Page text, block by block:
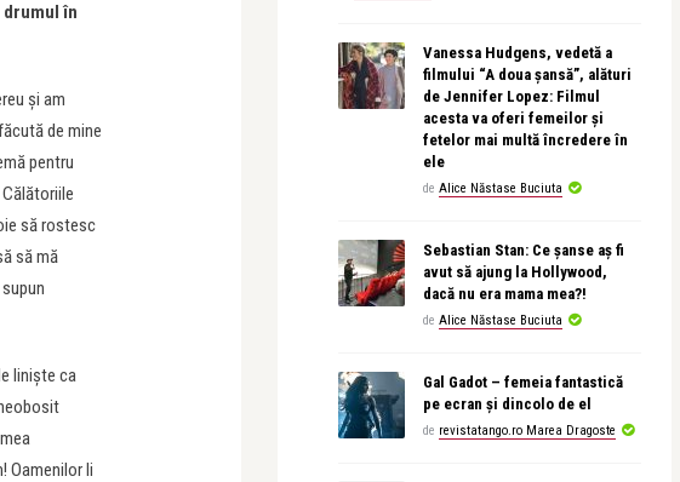
drumul în
și am
de mine
pentru
să rostesc
să mă
liniște ca
Oamenilor li
Vanessa Hudgens, vedetă a
filmului “A doua șansă”, alături
de Jennifer Lopez: Filmul
acesta va oferi femeilor și
fetelor mai multă încredere în
ele
de Alice Năstase Buciuta
Sebastian Stan: Ce șanse aș fi
avut să ajung la Hollywood,
dacă nu era mama mea?!
de Alice Năstase Buciuta
Gal Gadot – femeia fantastică
pe ecran și dincolo de el
de revistatango.ro Marea Dragoste